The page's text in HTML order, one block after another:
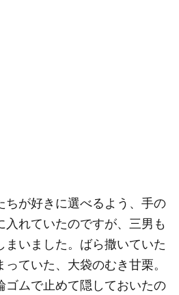
ちが好きに選べるよう、手の
入れていたのですが、三男も
まいました。ばら撒いていた
ていた、大袋のむき甘栗。
ゴムで止めて隠しておいたの